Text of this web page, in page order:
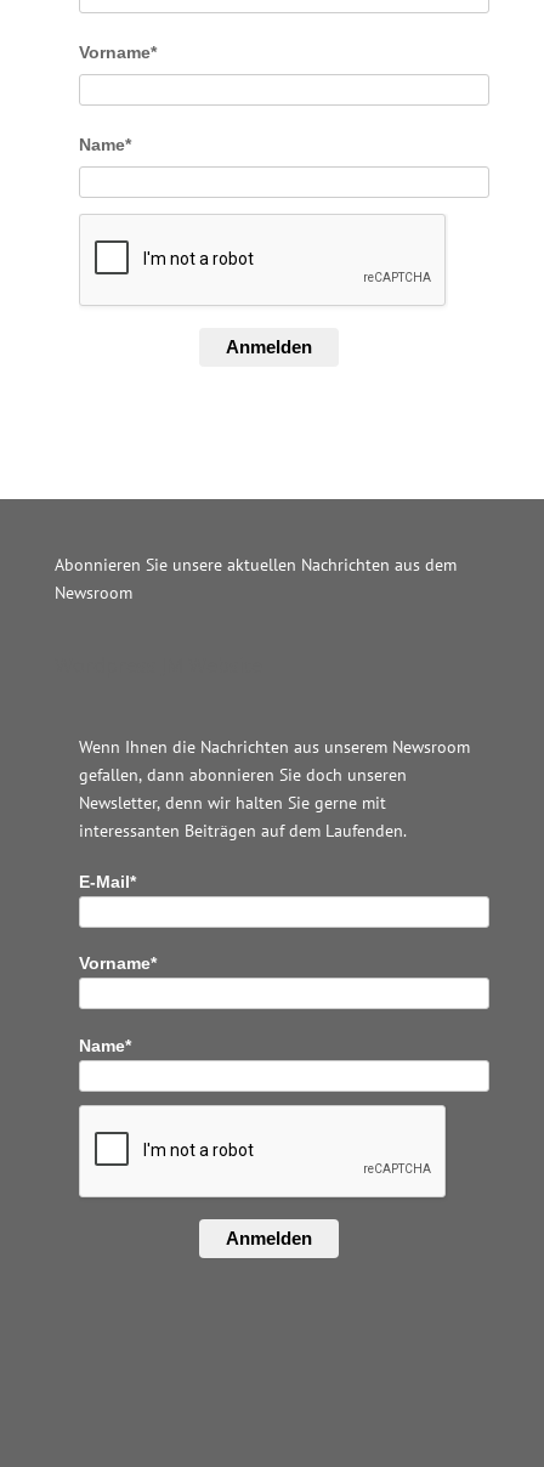
Vorname*
Name*
Anmelden
Abonnieren Sie unsere aktuellen Nachrichten aus dem
Newsroom
Wenn Ihnen die Nachrichten aus unserem Newsroom
gefallen, dann abonnieren Sie doch unseren
Newsletter, denn wir halten Sie gerne mit
interessanten Beiträgen auf dem Laufenden.
E-Mail*
Vorname*
Name*
Anmelden